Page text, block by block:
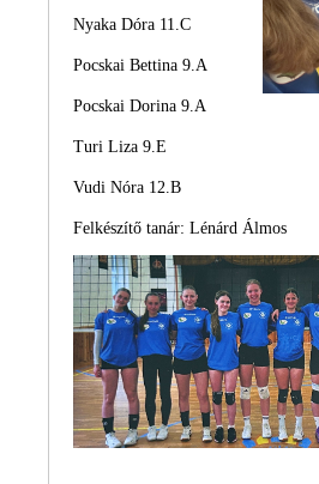
Nyaka Dóra 11.C
Pocskai Bettina 9.A
Pocskai Dorina 9.A
Turi Liza 9.E
Vudi Nóra 12.B
Felkészítő tanár: Lénárd Álmos